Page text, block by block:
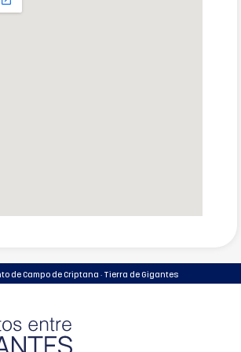
de Campo de Criptana · Tierra de Gigantes